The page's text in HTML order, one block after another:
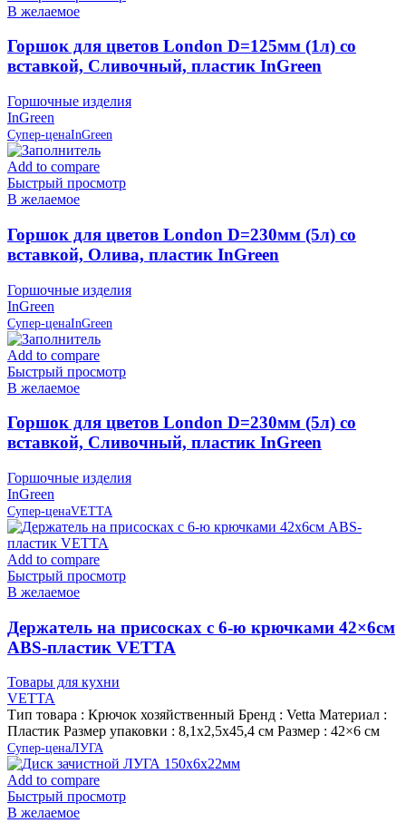
В желаемое
Горшок для цветов London D=125мм (1л) со
вставкой, Сливочный, пластик InGreen
Горшочные изделия
InGreen
Супер-ценаInGreen
Add to compare
Быстрый просмотр
В желаемое
Горшок для цветов London D=230мм (5л) со
вставкой, Олива, пластик InGreen
Горшочные изделия
InGreen
Супер-ценаInGreen
Add to compare
Быстрый просмотр
В желаемое
Горшок для цветов London D=230мм (5л) со
вставкой, Сливочный, пластик InGreen
Горшочные изделия
InGreen
Супер-ценаVETTA
Add to compare
Быстрый просмотр
В желаемое
Держатель на присосках с 6-ю крючками 42×6см
ABS-пластик VETTA
Товары для кухни
VETTA
Тип товара : Крючок хозяйственный Бренд : Vetta Материал :
Пластик Размер упаковки : 8,1х2,5х45,4 см Размер : 42×6 см
Супер-ценаЛУГА
Add to compare
Быстрый просмотр
В желаемое